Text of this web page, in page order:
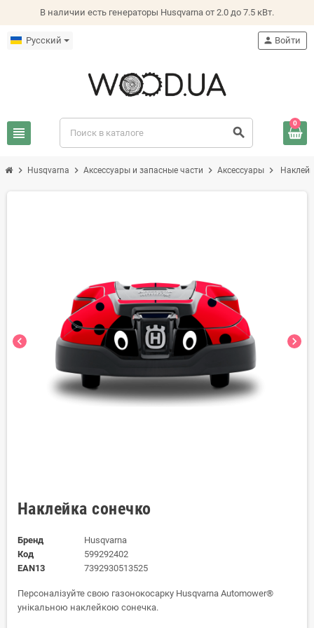
В наличии есть генераторы Husqvarna от 2.0 до 7.5 кВт.
Русский
view_headline search
person Войти
0
chevron_right Husqvarna chevron_right Аксессуары и запасные части chevron_right Аксессуары chevron_right
chevron_left chevron_right
Наклейка сонечко
Бренд
Husqvarna
Код
599292402
EAN13
7392930513525
Персоналізуйте свою газонокосарку Husqvarna Automower®
унікальною наклейкою сонечка.